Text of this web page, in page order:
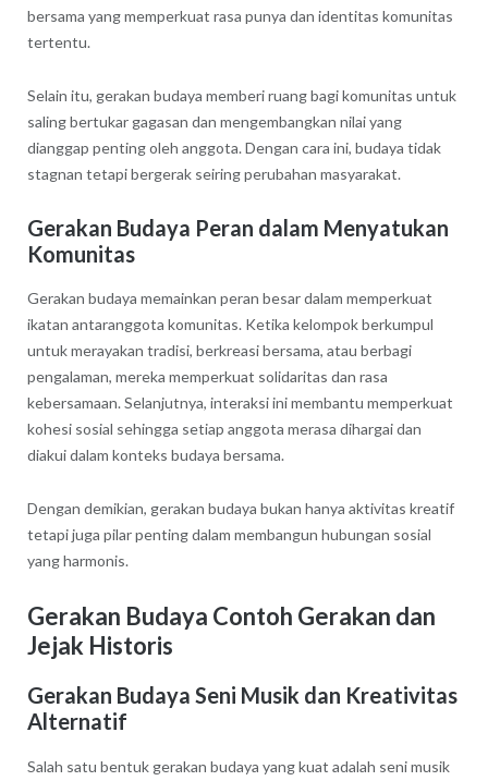
bersama yang memperkuat rasa punya dan identitas komunitas
tertentu.
Selain itu, gerakan budaya memberi ruang bagi komunitas untuk
saling bertukar gagasan dan mengembangkan nilai yang
dianggap penting oleh anggota. Dengan cara ini, budaya tidak
stagnan tetapi bergerak seiring perubahan masyarakat.
Gerakan Budaya Peran dalam Menyatukan
Komunitas
Gerakan budaya memainkan peran besar dalam memperkuat
ikatan antaranggota komunitas. Ketika kelompok berkumpul
untuk merayakan tradisi, berkreasi bersama, atau berbagi
pengalaman, mereka memperkuat solidaritas dan rasa
kebersamaan. Selanjutnya, interaksi ini membantu memperkuat
kohesi sosial sehingga setiap anggota merasa dihargai dan
diakui dalam konteks budaya bersama.
Dengan demikian, gerakan budaya bukan hanya aktivitas kreatif
tetapi juga pilar penting dalam membangun hubungan sosial
yang harmonis.
Gerakan Budaya Contoh Gerakan dan
Jejak Historis
Gerakan Budaya Seni Musik dan Kreativitas
Alternatif
Salah satu bentuk gerakan budaya yang kuat adalah seni musik